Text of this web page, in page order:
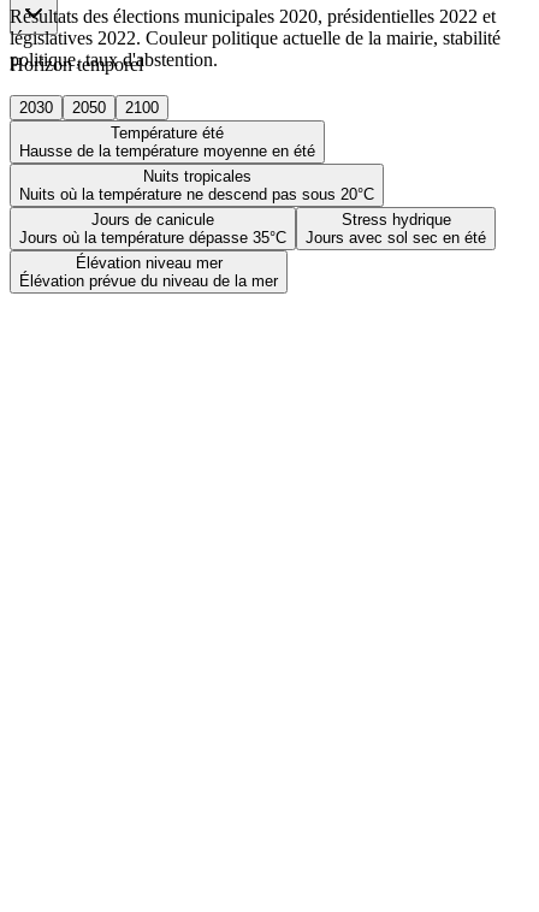
Horizon temporel
2030 2050
2100
Température été
Hausse de la température moyenne en été
Nuits tropicales
Nuits où la température ne descend pas sous 20°C
Jours de canicule
Jours où la température dépasse 35°C
Stress hydrique
Jours avec sol sec en été
Élévation niveau mer
Élévation prévue du niveau de la mer
Résultats des élections municipales 2020, présidentielles 2022 et
législatives 2022. Couleur politique actuelle de la mairie, stabilité
politique, taux d'abstention.